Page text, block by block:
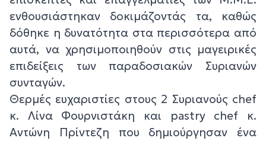
ενθουσιάστηκαν δοκιμάζοντάς τα, καθώς
δόθηκε η δυνατότητα στα περισσότερα από
αυτά, να χρησιμοποιηθούν στις μαγειρικές
επιδείξεις των παραδοσιακών Συριανών
συνταγών.
Θερμές ευχαριστίες στους 2 Συριανούς chef
κ. Λίνα Φουρνιστάκη και pastry chef κ.
Αντώνη Πρίντεζη που δημιούργησαν ένα